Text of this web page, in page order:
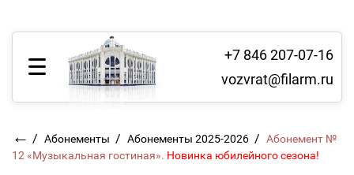
+7 846 207-07-16
vozvrat@filarm.ru
← / Абонементы / Абонементы 2025-2026 / Абонемент №
12 «Музыкальная гостиная». Новинка юбилейного сезона!